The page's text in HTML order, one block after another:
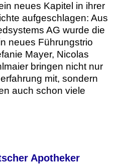
neues Kapitel in ihrer
aufgeschlagen: Aus
AG wurde die
neues Führungstrio
Mayer, Nicolas
bringen nicht nur
mit, sondern
auch schon viele
Apotheker